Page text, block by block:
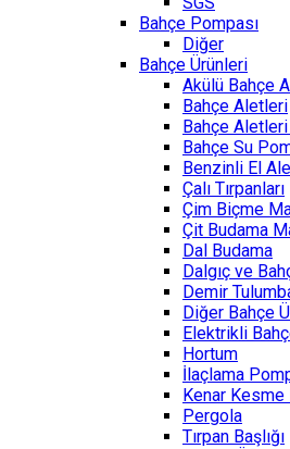
Bahçe Pompası
Diğer
Bahçe Ürünleri
Akülü Bahçe
Bahçe Aletleri
Bahçe
Bahçe Su
Benzinli El
Çalı Tırpanları
Çim Biçme
Çit Budama
Dal Budama
Dalgıç ve
Demir
Diğer Bahçe
Elektrikli
Hortum
İlaçlama
Kenar Kesme
Pergola
Tırpan Başlığı